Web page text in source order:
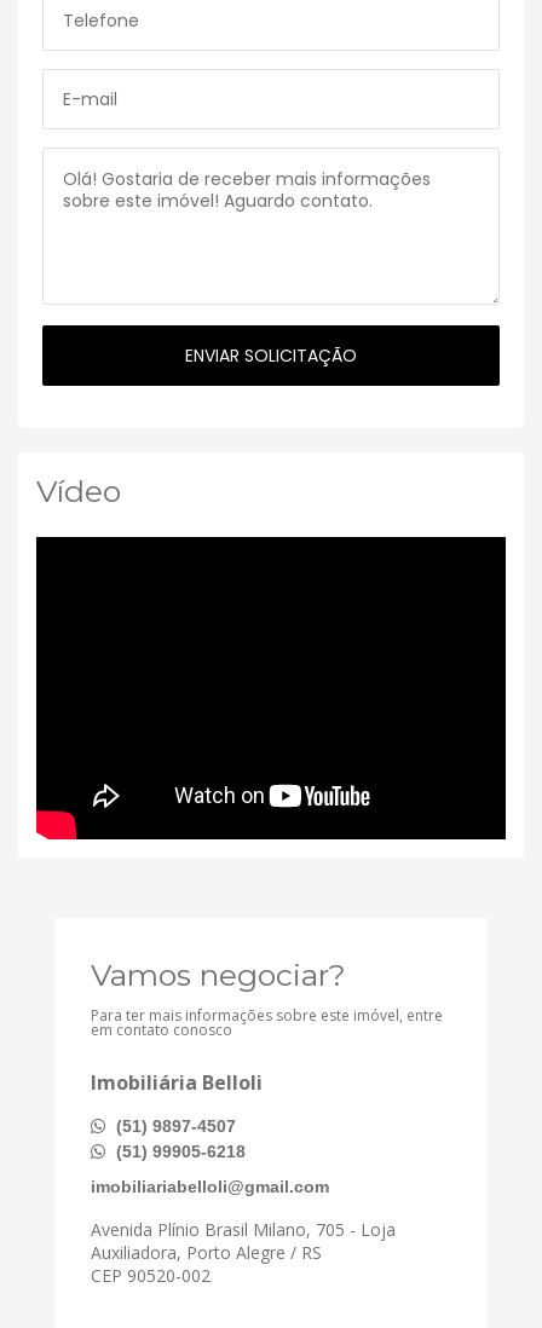
Vídeo
Vamos negociar?
Para ter mais informações sobre este imóvel, entre
em contato conosco
Imobiliária Belloli
(51) 9897-4507
(51) 99905-6218
imobiliariabelloli@gmail.com
Avenida Plínio Brasil Milano, 705 - Loja
Auxiliadora, Porto Alegre / RS
CEP 90520-002